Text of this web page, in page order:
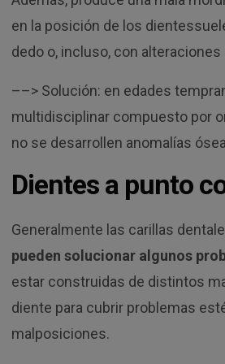
en la posición de los
dedo o, incluso, con
––> Solución: en edades
multidisciplinar compuesto por
no se desarrollen anomalías
Dientes a punto
Generalmente las carillas
pueden solucionar algunos
estar construidas de distintos
diente para cubrir problemas
malposiciones.